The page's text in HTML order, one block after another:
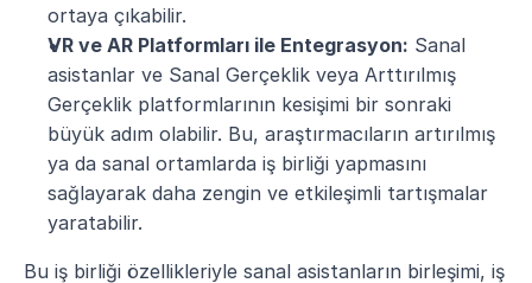
ortaya çıkabilir.
VR ve AR Platformları ile Entegrasyon: Sanal
asistanlar ve Sanal Gerçeklik veya Arttırılmış
Gerçeklik platformlarının kesişimi bir sonraki
büyük adım olabilir. Bu, araştırmacıların artırılmış
ya da sanal ortamlarda iş birliği yapmasını
sağlayarak daha zengin ve etkileşimli tartışmalar
yaratabilir.
Bu iş birliği özellikleriyle sanal asistanların birleşimi, iş